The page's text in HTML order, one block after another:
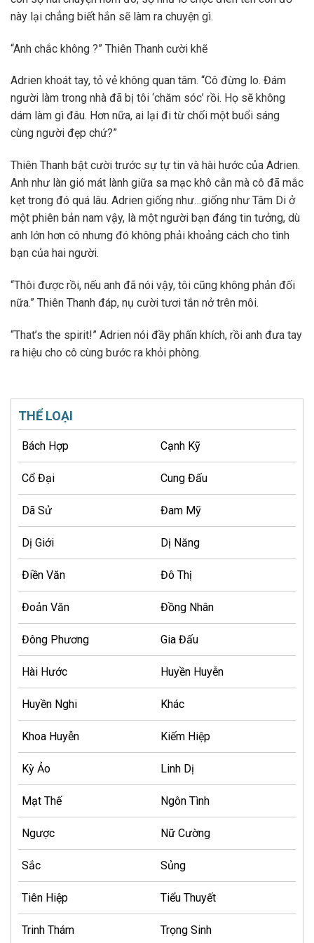
này lại chẳng biết hắn sẽ làm ra chuyện gì.
“Anh chắc không ?” Thiên Thanh cười khẽ
Adrien khoát tay, tỏ vẻ không quan tâm. “Cô đừng lo. Đám
người làm trong nhà đã bị tôi ‘chăm sóc’ rồi. Họ sẽ không
dám làm gì đâu. Hơn nữa, ai lại đi từ chối một buổi sáng
cùng người đẹp chứ?”
Thiên Thanh bật cười trước sự tự tin và hài hước của Adrien.
Anh như làn gió mát lành giữa sa mạc khô cằn mà cô đã mắc
kẹt trong đó quá lâu. Adrien giống như…giống như Tâm Di ở
một phiên bản nam vậy, là một người bạn đáng tin tưởng, dù
anh lớn hơn cô nhưng đó không phải khoảng cách cho tình
bạn của hai người.
“Thôi được rồi, nếu anh đã nói vậy, tôi cũng không phản đối
nữa.” Thiên Thanh đáp, nụ cười tươi tắn nở trên môi.
“That’s the spirit!” Adrien nói đầy phấn khích, rồi anh đưa tay
ra hiệu cho cô cùng bước ra khỏi phòng.
THỂ LOẠI
Bách Hợp Cạnh Kỹ
Cổ Đại Cung Đấu
Dã Sử Đam Mỹ
Dị Giới Dị Năng
Điền Văn Đô Thị
Đoản Văn Đồng Nhân
Đông Phương Gia Đấu
Hài Hước Huyền Huyễn
Huyền Nghi Khác
Khoa Huyễn Kiếm Hiệp
Kỳ Ảo Linh Dị
Mạt Thế Ngôn Tình
Ngược Nữ Cường
Sắc Sủng
Tiên Hiệp Tiểu Thuyết
Trinh Thám Trọng Sinh